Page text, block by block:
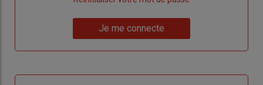
de
me
Je me connecte